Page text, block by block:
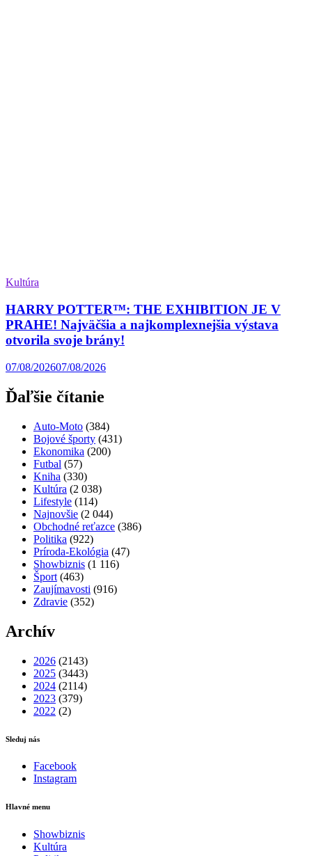
Kultúra
HARRY POTTER™: THE EXHIBITION JE V
PRAHE! Najväčšia a najkomplexnejšia výstava
otvorila svoje brány!
07/08/202607/08/2026
Ďaľšie čítanie
Auto-Moto (384)
Bojové športy (431)
Ekonomika (200)
Futbal (57)
Kniha (330)
Kultúra (2 038)
Lifestyle (114)
Najnovšie (2 044)
Obchodné reťazce (386)
Politika (922)
Príroda-Ekológia (47)
Showbiznis (1 116)
Šport (463)
Zaujímavosti (916)
Zdravie (352)
Archív
2026 (2143)
2025 (3443)
2024 (2114)
2023 (379)
2022 (2)
Sleduj nás
Facebook
Instagram
Hlavné menu
Showbiznis
Kultúra